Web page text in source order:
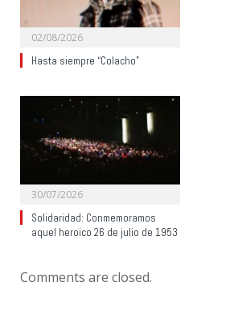
02/08/2026
Hasta siempre “Colacho”
30/07/2026
Solidaridad: Conmemoramos
aquel heroico 26 de julio de 1953
Comments are closed.